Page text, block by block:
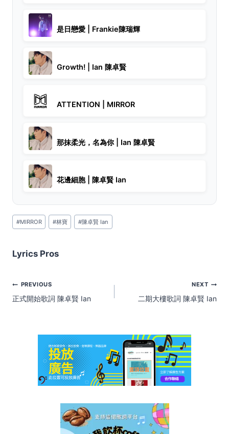
是日戀愛 | Frankie陳瑞輝
Growth! | Ian 陳卓賢
ATTENTION | MIRROR
那抹柔光，名為你 | Ian 陳卓賢
花邊細胞 | 陳卓賢 Ian
Post
Tags:
#MIRROR #林寶 #陳卓賢 Ian
Lyrics Pros
Post
navigation
PREVIOUS
正式開始歌詞 陳卓賢 Ian
NEXT
二期大樓歌詞 陳卓賢 Ian